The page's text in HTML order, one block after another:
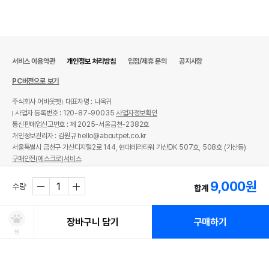
수량 합계 9,000원
찜
장바구니 담기 구매하기
서비스 이용약관 개인정보 처리방침 입점/제휴 문의 공지사항
PC버전으로 보기
주식회사 어바웃펫
대표자명 : 나옥귀
사업자 등록번호 : 120-87-90035사업자정보확인
통신판매업신고번호 : 제 2025-서울금천-2382호
개인정보관리자 : 김원규 hello@aboutpet.co.kr
서울특별시 금천구 가산디지털2로 144, 현대테라타워 가산DK 507호, 508호 (가산동)
구매안전(에스크로)서비스